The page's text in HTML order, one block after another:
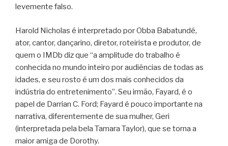
levemente falso.
Harold Nicholas é interpretado por Obba Babatundé,
ator, cantor, dançarino, diretor, roteirista e produtor, de
quem o IMDb diz que “a amplitude do trabalho é
conhecida no mundo inteiro por audiências de todas as
idades, e seu rosto é um dos mais conhecidos da
indústria do entretenimento”. Seu irmão, Fayard, é o
papel de Darrian C. Ford; Fayard é pouco importante na
narrativa, diferentemente de sua mulher, Geri
(interpretada pela bela Tamara Taylor), que se torna a
maior amiga de Dorothy.